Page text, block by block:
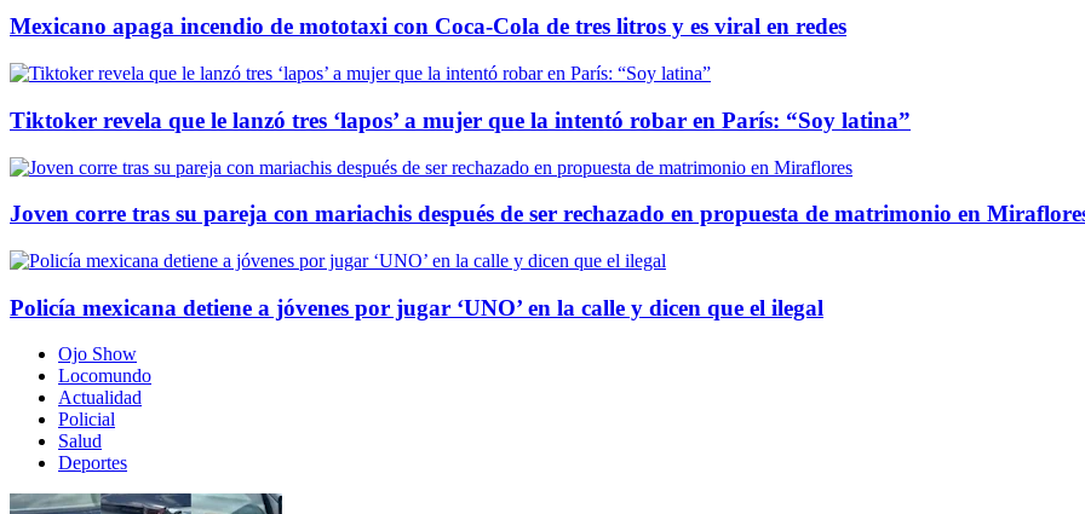
Mexicano apaga incendio de mototaxi con Coca-Cola de tres litros y es viral en redes
Tiktoker revela que le lanzó tres ‘lapos’ a mujer que la intentó robar en París: “Soy latina”
Joven corre tras su pareja con mariachis después de ser rechazado en propuesta de matrimonio en
Policía mexicana detiene a jóvenes por jugar ‘UNO’ en la calle y dicen que el ilegal
Ojo Show
Locomundo
Actualidad
Policial
Salud
Deportes